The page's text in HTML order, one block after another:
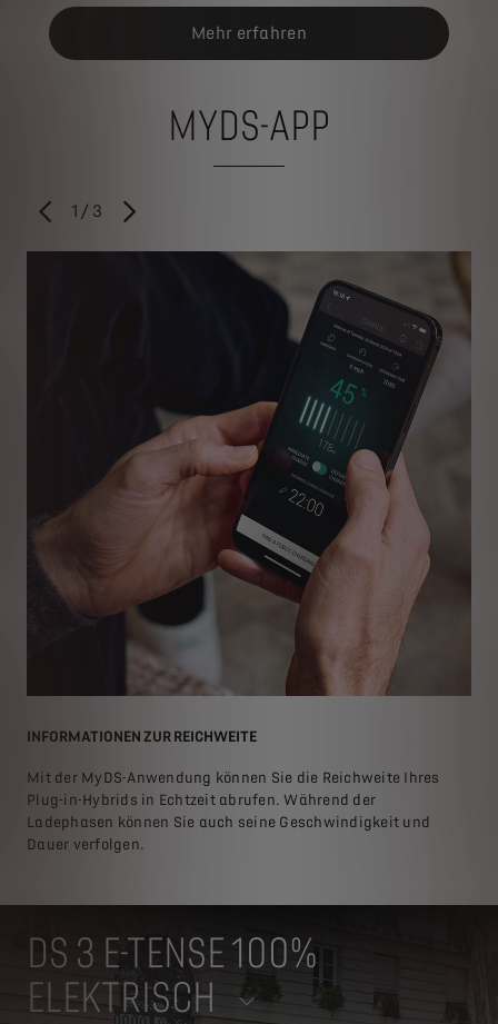
Mehr erfahren
MYDS-APP
VORHER
1 / 3 WEITER
INFORMATIONEN ZUR REICHWEITE
Mit der MyDS-Anwendung können Sie die Reichweite Ihres
Plug-in-Hybrids in Echtzeit abrufen. Während der
Ladephasen können Sie auch seine Geschwindigkeit und
Dauer verfolgen.
DS 3 E-TENSE 100%
ELEKTRISCH